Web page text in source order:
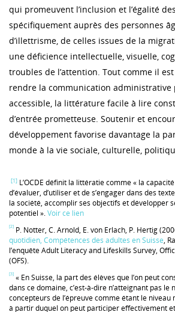
qui promeuvent l’inclusion et l’égalité
spécifiquement auprès des personnes
d’illettrisme, de celles issues de la
une déficience intellectuelle, visuelle,
troubles de l’attention. Tout comme il
rendre la communication administrative
accessible, la littérature facile à lire
d’entrée prometteuse. Soutenir et
développement favorise davantage la
monde à la vie sociale, culturelle,
[1] L’OCDE définit la littératie comme « la
d’évaluer, d’utiliser et de s’engager dans des
la société, accomplir ses objectifs et développer
potentiel ».Voir ce lien
[2] P. Notter, C. Arnold, E. von Erlach, P. Hertig
quotidien, Compétences des adultes en Suisse,
l’enquête Adult Literacy and Lifeskills Survey,
(OFS).
[3] « En Suisse, la part des élèves que l’on peut
dans ce domaine, c’est-à-dire n’atteignant pas le
concepteurs de l’épreuve comme étant le
à partir duquel on peut participer effectivement